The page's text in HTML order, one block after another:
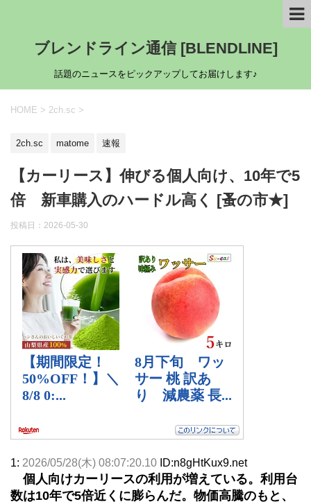
ブレンドライン通信 [BLENDLINE]
話題のニュースをピックアップしてお届けします♪
HOME > 2ch.sc >
2ch.sc matome 速報
【カーリース】伸びる個人向け、10年で5
倍 新車購入のハードル高く [蚤の市★]
投稿日： 2026-05-30
1: 2026/05/28(木) 08:07:20.10 ID:n8gHtKux9.net
個人向けカーリースの利用が増えている。利用台
数は10年で5倍近くに膨らんだ。物価高騰のもと、